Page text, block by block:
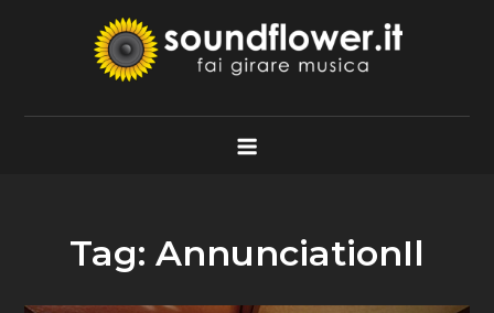
Soundflower.it
Fai Girare Musica
Tag: AnnunciationIl